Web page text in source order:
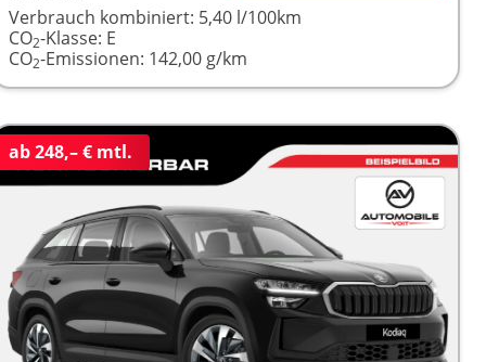
Verbrauch kombiniert: 5,40 l/100km
CO2-Klasse: E
CO2-Emissionen: 142,00 g/km
ab 248,– € mtl.